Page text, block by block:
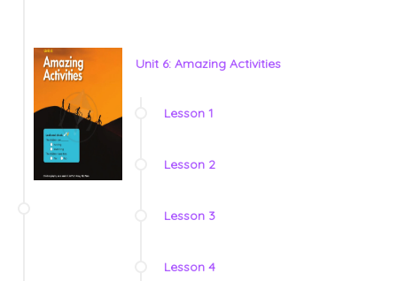
Unit 6: Amazing Activities
Lesson 1
Lesson 2
Lesson 3
Lesson 4